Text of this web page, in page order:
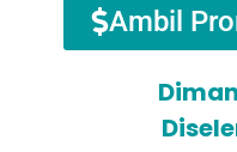
Ambil